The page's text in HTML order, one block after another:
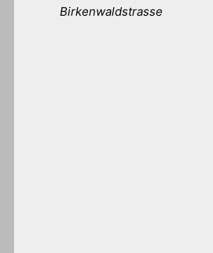
Birkenwaldstrasse